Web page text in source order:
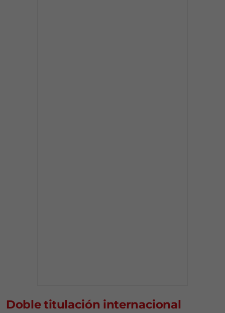
Doble titulación internacional